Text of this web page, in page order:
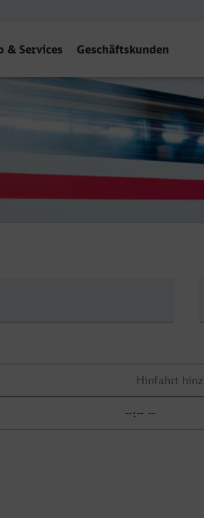
& Services Geschäftskunden